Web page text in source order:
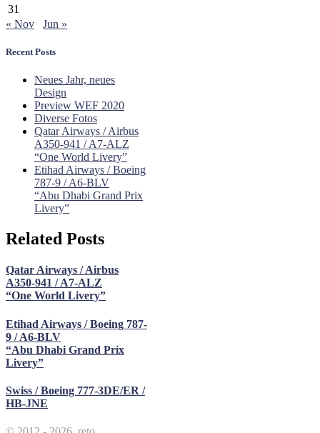
31
« Nov
Jun »
Recent Posts
Neues Jahr, neues
Design
Preview WEF 2020
Diverse Fotos
Qatar Airways / Airbus
A350-941 / A7-ALZ
“One World Livery”
Etihad Airways / Boeing
787-9 / A6-BLV
“Abu Dhabi Grand Prix
Livery”
Related Posts
Qatar Airways / Airbus
A350-941 / A7-ALZ
“One World Livery”
Etihad Airways / Boeing 787-
9 / A6-BLV
“Abu Dhabi Grand Prix
Livery”
Swiss / Boeing 777-3DE/ER /
HB-JNE